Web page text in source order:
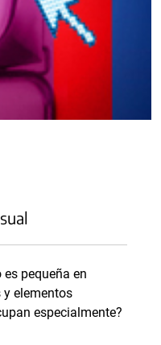
pequeña en
elementos
especialmente?